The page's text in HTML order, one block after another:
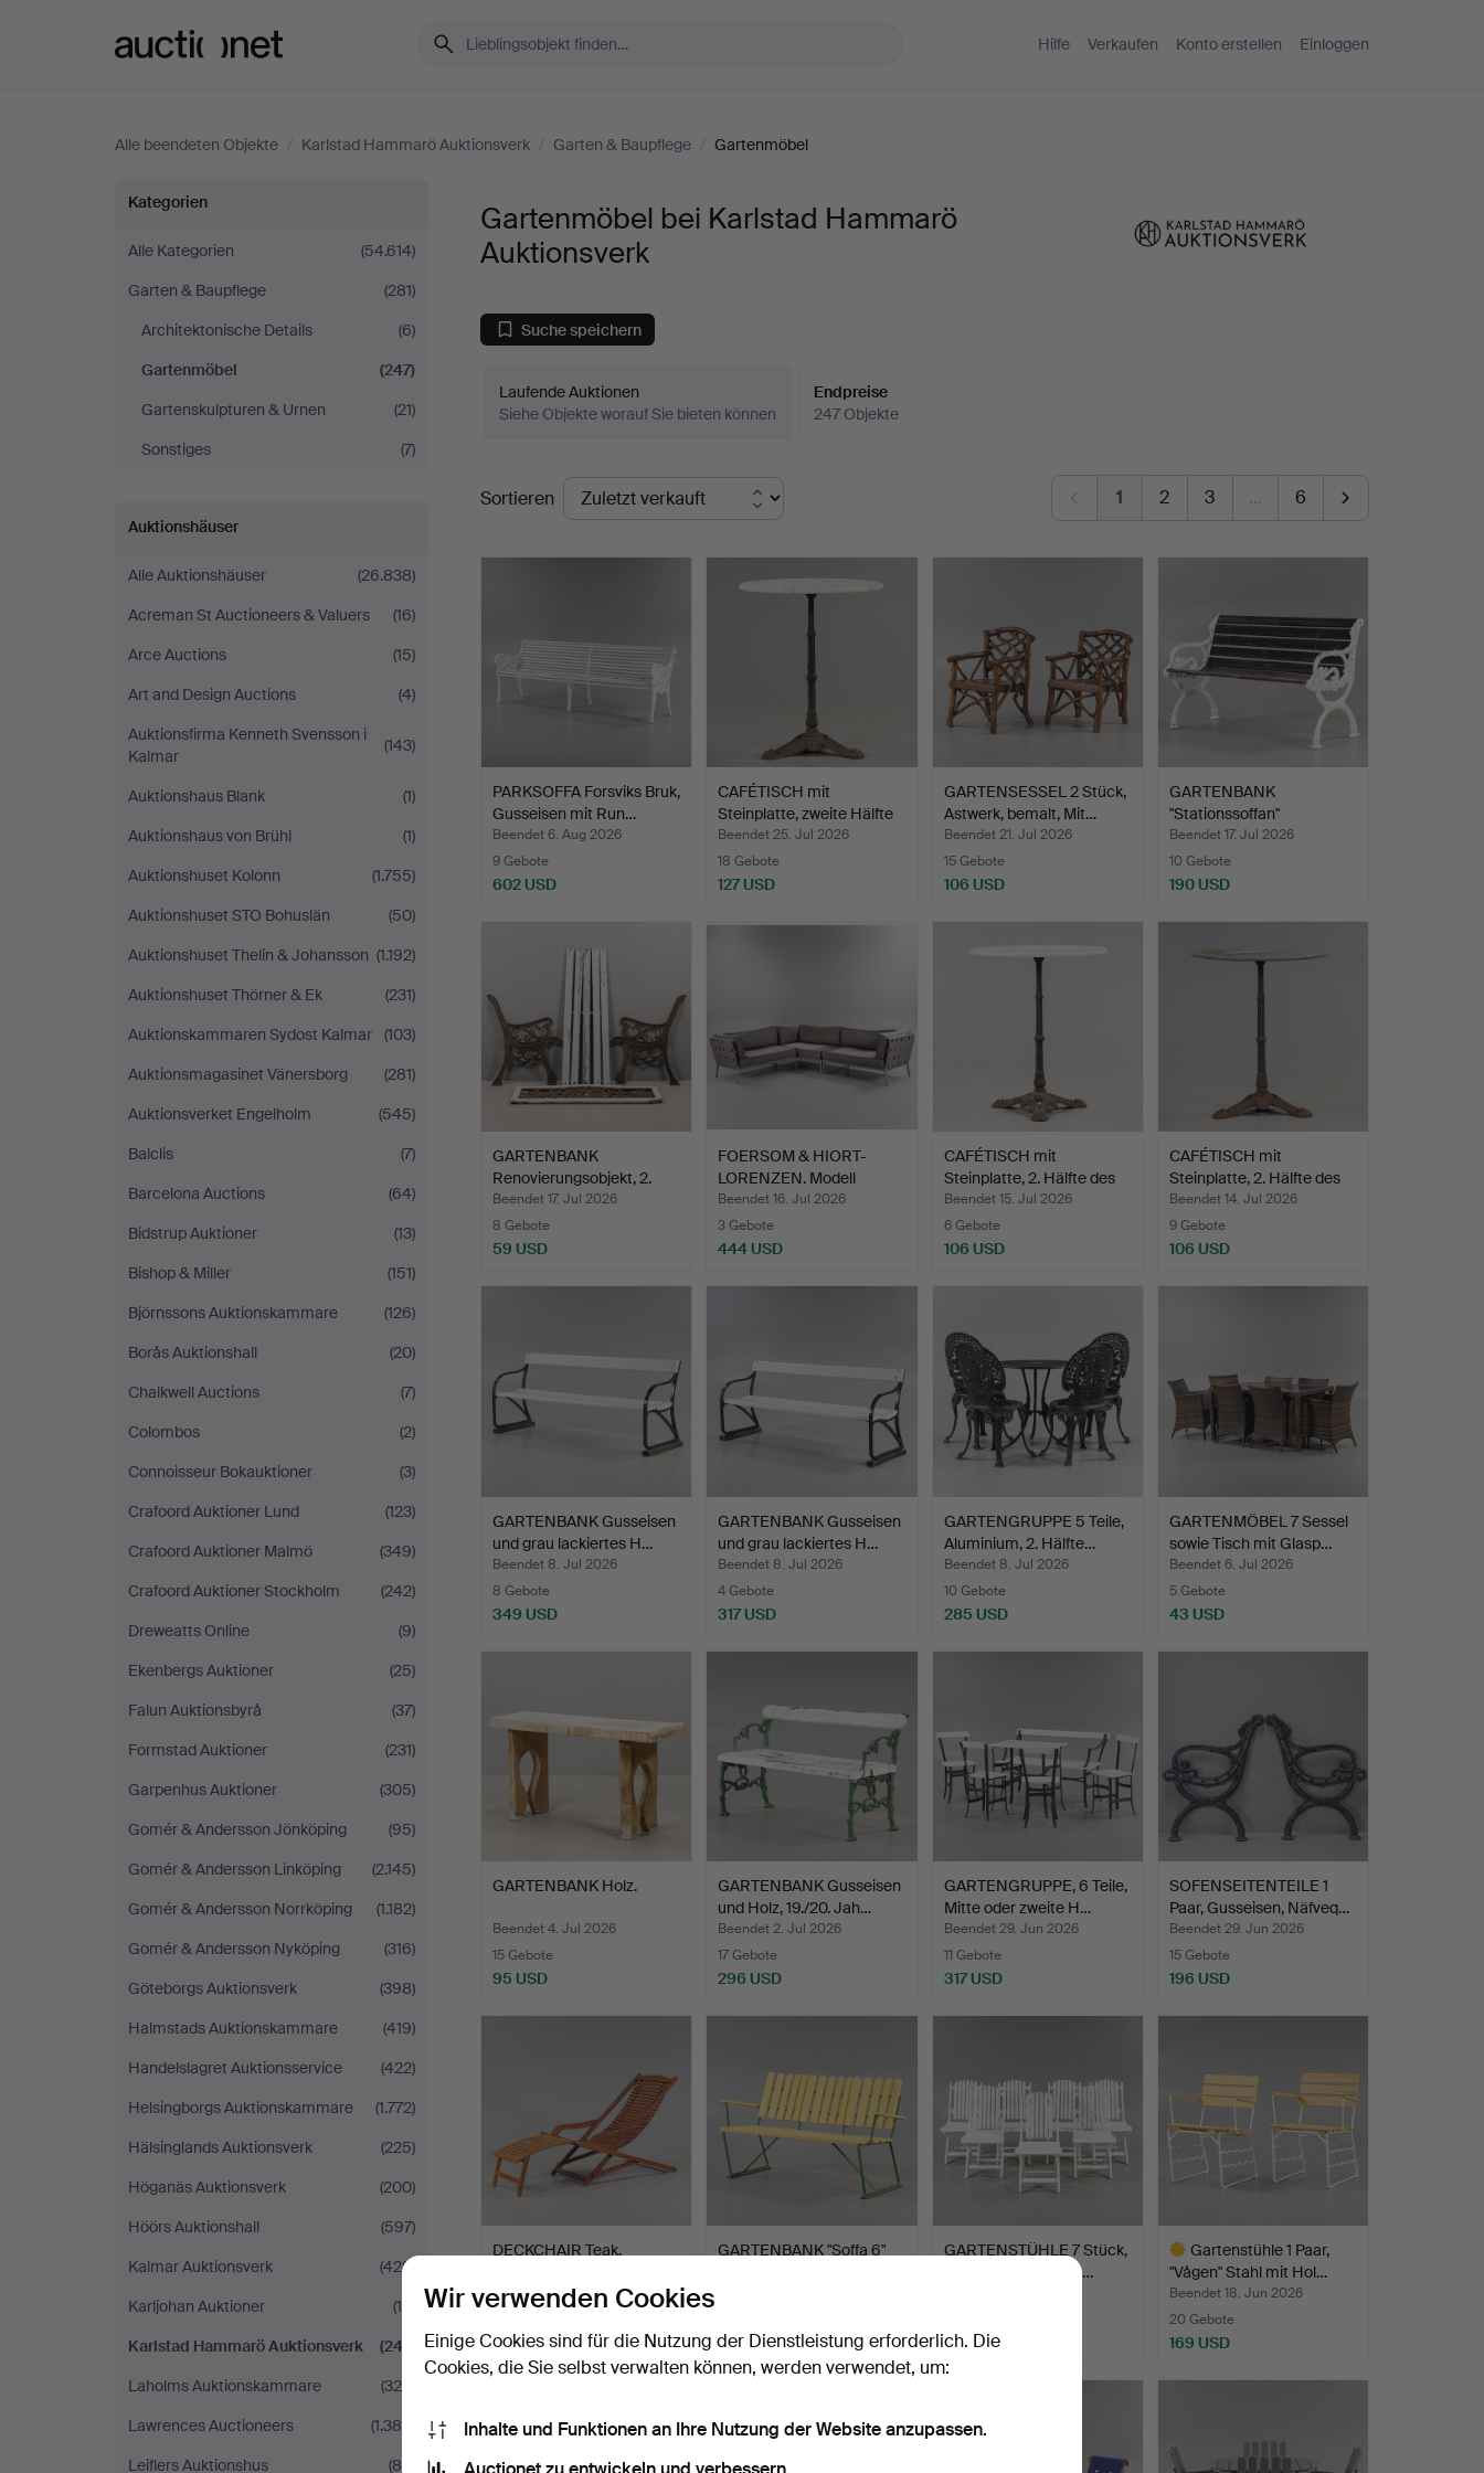
Hilfe Verkaufen Konto erstellen Einloggen
Alle beendeten Objekte / Karlstad Hammarö Auktionsverk / Garten & Baupflege / Gartenmöbel
Gartenmöbel
bei
Karlstad
Hammarö
Auktionsverk
Kategorien
Alle Kategorien
(54.614)
Garten & Baupflege
(281)
Architektonische Details
(6)
Gartenmöbel
(247)
Gartenskulpturen & Urnen
(21)
Sonstiges
(7)
Auktionshäuser
Alle Auktionshäuser
(26.838)
Acreman St Auctioneers & Valuers
(16)
Arce Auctions
(15)
Art and Design Auctions
(4)
Auktionsfirma Kenneth Svensson i
Kalmar
(143)
Auktionshaus Blank
(1)
Auktionshaus von Brühl
(1)
Auktionshuset Kolonn
(1.755)
Auktionshuset STO Bohuslän
(50)
Auktionshuset Thelin & Johansson (1.192)
Auktionshuset Thörner & Ek
(231)
Auktionskammaren Sydost Kalmar
(103)
Auktionsmagasinet Vänersborg
(281)
Auktionsverket Engelholm
(545)
Balclis
(7)
Barcelona Auctions
(64)
Bidstrup Auktioner
(13)
Bishop & Miller
(151)
Björnssons Auktionskammare
(126)
Borås Auktionshall
(20)
Chalkwell Auctions
(7)
Colombos
(2)
Connoisseur Bokauktioner
(3)
Crafoord Auktioner Lund
(123)
Crafoord Auktioner Malmö
(349)
Crafoord Auktioner Stockholm
(242)
Dreweatts Online
(9)
Ekenbergs Auktioner
(25)
Falun Auktionsbyrå
(37)
Formstad Auktioner
(231)
Garpenhus Auktioner
(305)
Gomér & Andersson Jönköping
(95)
Gomér & Andersson Linköping
(2.145)
Gomér & Andersson Norrköping
(1.182)
Gomér & Andersson Nyköping
(316)
Göteborgs Auktionsverk
(398)
Halmstads Auktionskammare
(419)
Handelslagret Auktionsservice
(422)
Helsingborgs Auktionskammare
(1.772)
Hälsinglands Auktionsverk
(225)
Höganäs Auktionsverk
(200)
Höörs Auktionshall
(597)
Kalmar Auktionsverk
(428)
Karljohan Auktioner
(15)
Karlstad Hammarö Auktionsverk
(247)
Laholms Auktionskammare
(325)
Lawrences Auctioneers
(1.384)
Leiflers Auktionshus
(85)
Gartenmöbel bei Karlstad Hammarö
Auktionsverk
Suche speichern
Laufende Auktionen
Siehe Objekte worauf Sie bieten können
Endpreise
247 Objekte
Endpreise
Sortieren 1 2 3 … 6
PARKSOFFA Forsviks Bruk,
Gusseisen mit Run…
Beendet 6. Aug 2026
9 Gebote
602 USD
CAFÉTISCH mit
Steinplatte, zweite Hälfte
d…
Beendet 25. Jul 2026
18 Gebote
127 USD
GARTENSESSEL 2 Stück,
Astwerk, bemalt, Mit…
Beendet 21. Jul 2026
15 Gebote
106 USD
GARTENBANK
"Stationssoffan"
Seitenteile au…
Beendet 17. Jul 2026
10 Gebote
190 USD
GARTENBANK
Renovierungsobjekt, 2.
Hälfte d…
Beendet 17. Jul 2026
8 Gebote
59 USD
FOERSOM & HIORT-
LORENZEN. Modell
"Conic" m…
Beendet 16. Jul 2026
3 Gebote
444 USD
CAFÉTISCH mit
Steinplatte, 2. Hälfte des
2…
Beendet 15. Jul 2026
6 Gebote
106 USD
CAFÉTISCH mit
Steinplatte, 2. Hälfte des
2…
Beendet 14. Jul 2026
9 Gebote
106 USD
GARTENBANK Gusseisen
und grau lackiertes H…
Beendet 8. Jul 2026
8 Gebote
349 USD
GARTENBANK Gusseisen
und grau lackiertes H…
Beendet 8. Jul 2026
4 Gebote
317 USD
GARTENGRUPPE 5 Teile,
Aluminium, 2. Hälfte…
Beendet 8. Jul 2026
10 Gebote
285 USD
GARTENMÖBEL 7 Sessel
sowie Tisch mit Glasp…
Beendet 6. Jul 2026
5 Gebote
43 USD
GARTENBANK Holz.
Beendet 4. Jul 2026
15 Gebote
95 USD
GARTENBANK Gusseisen
und Holz, 19./20. Jah…
Beendet 2. Jul 2026
17 Gebote
296 USD
GARTENGRUPPE, 6 Teile,
Mitte oder zweite H…
Beendet 29. Jun 2026
11 Gebote
317 USD
SOFENSEITENTEILE 1
Paar, Gusseisen, Näfveq…
Beendet 29. Jun 2026
15 Gebote
196 USD
DECKCHAIR Teak,
Beendet 25. Jun 2026
85 USD
GARTENBANK "Soffa 6"
534 USD
GARTENSTÜHLE 7 Stück,
"Slite" Guteform AB,…
317 USD
Gartenstühle 1 Paar,
"Vågen" Stahl mit Hol…
Beendet 18. Jun 2026
20 Gebote
169 USD
Wir verwenden Cookies
Einige Cookies sind für die Nutzung der Dienstleistung erforderlich. Die
Cookies, die Sie selbst verwalten können, werden verwendet, um:
Inhalte und Funktionen an Ihre Nutzung der Website anzupassen.